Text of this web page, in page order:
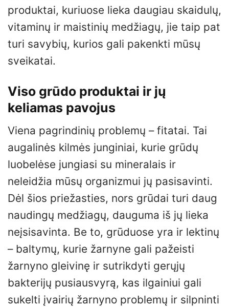
produktai, kuriuose lieka daugiau skaidulų,
vitaminų ir maistinių medžiagų, jie taip pat
turi savybių, kurios gali pakenkti mūsų
sveikatai.
Viso grūdo produktai ir jų
keliamas pavojus
Viena pagrindinių problemų – fitatai. Tai
augalinės kilmės junginiai, kurie grūdų
luobelėse jungiasi su mineralais ir
neleidžia mūsų organizmui jų pasisavinti.
Dėl šios priežasties, nors grūdai turi daug
naudingų medžiagų, dauguma iš jų lieka
neįsisavinta. Be to, grūduose yra ir lektinų
– baltymų, kurie žarnyne gali pažeisti
žarnyno gleivinę ir sutrikdyti gerųjų
bakterijų pusiausvyrą, kas ilgainiui gali
sukelti įvairių žarnyno problemų ir silpninti